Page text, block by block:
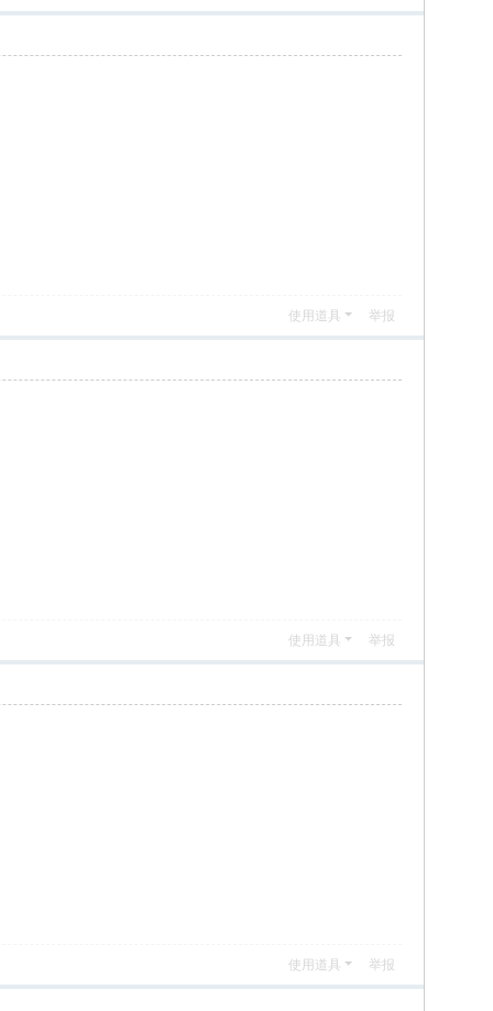
使用道具 举报
使用道具 举报
使用道具 举报